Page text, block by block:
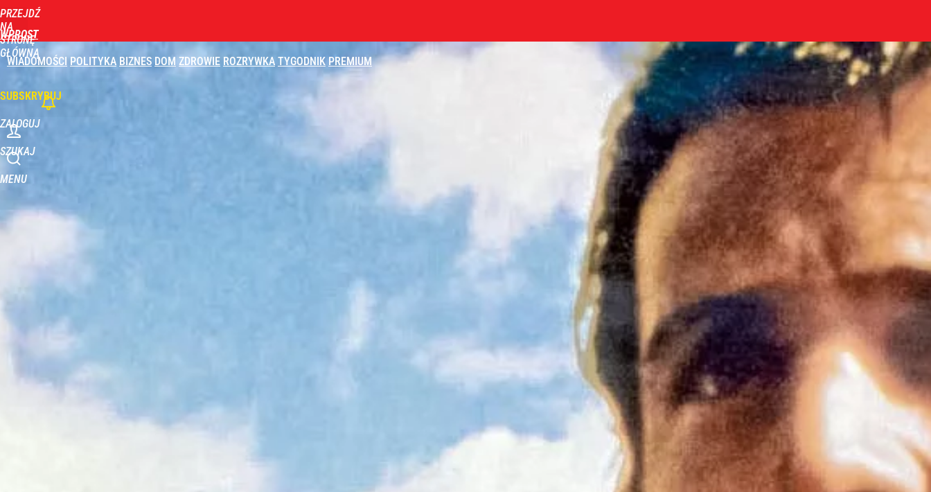
PRZEJDŹ
NA
STRONĘ
GŁÓWNĄ
WPROST
WIADOMOŚCI POLITYKA BIZNES DOM ZDROWIE ROZRYWKA TYGODNIK PREMIUM
SUBSKRYBUJ
ZALOGUJ
SZUKAJ
MENU
Zwyrodnialec okaleczył szczenięta. Policja poszukuje sprawcy
dodaj
Vistula x LOT: Elegancja w podróży. Premiera wspólnej kolekcji kapsułowej
Farmacja: wzrost pod presją. co czeka branżę do 2030 roku?
Wróbel: Wywiad z Woydyłło o Idze Świątek obnażył coś znacznie gorszego
Gen. Pawlikowski: Przywiozłem cenną lekcję z Danii. Tego potrzebuje dziś cała Europa